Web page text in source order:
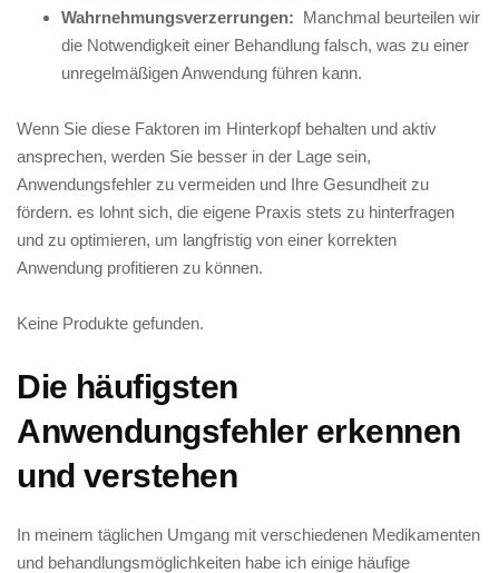
Wahrnehmungsverzerrungen: ⁤ Manchmal ⁢beurteilen wir
die Notwendigkeit einer Behandlung falsch, ​was⁣ zu einer
unregelmäßigen ⁣Anwendung führen kann.
Wenn Sie diese Faktoren im Hinterkopf behalten und aktiv
ansprechen, werden Sie besser ⁤in der Lage sein,
Anwendungsfehler zu vermeiden und Ihre Gesundheit zu
fördern. es‌ lohnt ‌sich, die‍ eigene Praxis stets ‍zu hinterfragen
und zu optimieren, um langfristig‍ von einer ‌korrekten
Anwendung ‍profitieren ‌zu ‌können.
Keine Produkte gefunden.
Die⁣ häufigsten
Anwendungsfehler erkennen
und⁤ verstehen
In ⁤meinem‍ täglichen Umgang mit ⁤verschiedenen Medikamenten⁤
und behandlungsmöglichkeiten habe ich einige häufige